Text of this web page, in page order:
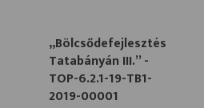
„Bölcsődefejlesztés
Tatabányán III.” -
TOP-6.2.1-19-TB1-
2019-00001